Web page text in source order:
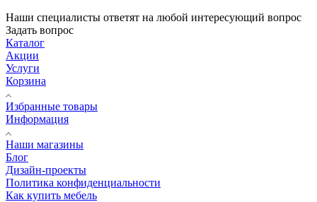
Наши специалисты ответят на любой интересующий вопрос
Задать вопрос
Каталог
Акции
Услуги
Корзина
Избранные товары
Информация
Наши магазины
Блог
Дизайн-проекты
Политика конфиденциальности
Как купить мебель